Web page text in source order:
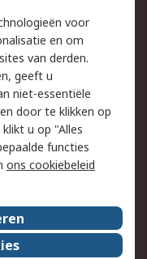
veiligheid
ons
voor
en om
van derden.
geeft u
niet-essentiële
door te klikken op
u op "Alles
functies
ons cookiebeleid